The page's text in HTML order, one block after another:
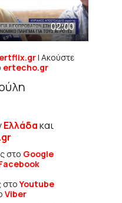
ertflix.gr| Ακούστε
ertecho.gr
Ελλάδακαι
στο Google
στοYoutube
Viber